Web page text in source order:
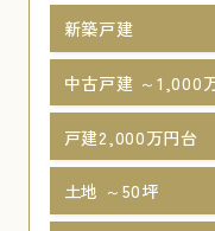
新築戸建
中古戸建 ～1,000
戸建2,000万円台
土地 ～50坪